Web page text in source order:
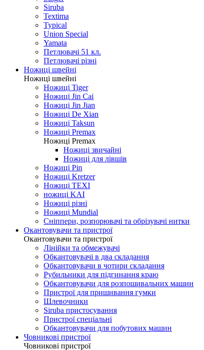
Pfaff
Rimoldi
Singer
Siruba
Textima
Typical
Union Special
Yamata
Петлювачі 51 кл.
Петлювачі різні
Ножиці швейні
Ножиці швейні
Ножиці Tiger
Ножиці Jin Cai
Ножиці Jin Jian
Ножиці De Xian
Ножиці Taksun
Ножиці Premax
Ножиці Premax
Ножиці звичайні
Ножиці для лівшів
Ножиці Pin
Ножиці Kretzer
Ножиці TEXI
ножиці KAI
Ножиці різні
Ножиці Mundial
Сніппери, розпорювачі та обрізувачі нитки
Окантовувачи та пристрої
Окантовувачи та пристрої
Лінійки та обмежувачі
Обкантовувачі в два складання
Обкантовувачи в чотири складання
Рубильники для підгинання краю
Обкантовувачи для розпошивальних машин
Пристрої для пришивання гумки
Шлевочники
Siruba пристосування
Пристрої спеціальні